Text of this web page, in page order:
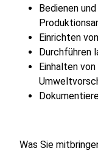
Bedienen
Einrichten
Durchführen
Einhalten
Was Sie